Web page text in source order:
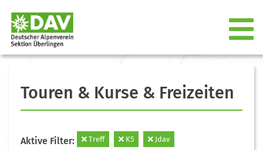
Touren & Kurse & Freizeiten
Aktive Filter: Treff K5 Jdav